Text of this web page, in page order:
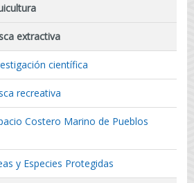
extractiva
científica
recreativa
Costero Marino de Pueblos
y Especies Protegidas